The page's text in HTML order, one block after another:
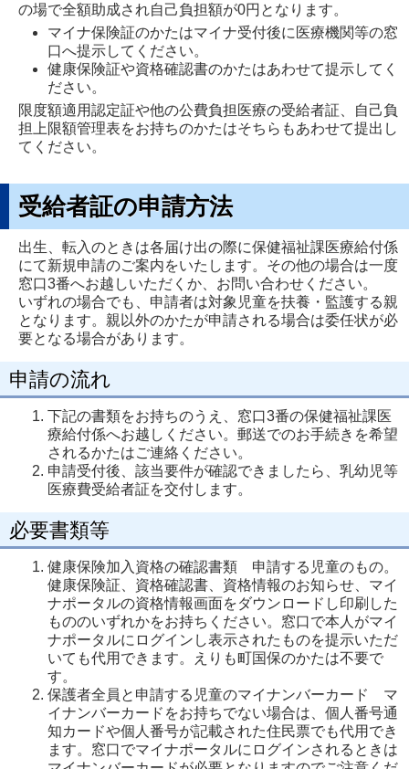
の場で全額助成され自己負担額が0円となります。
マイナ保険証のかたはマイナ受付後に医療機関等の窓
口へ提示してください。
健康保険証や資格確認書のかたはあわせて提示してく
ださい。
限度額適用認定証や他の公費負担医療の受給者証、自己負
担上限額管理表をお持ちのかたはそちらもあわせて提出し
てください。
受給者証の申請方法
出生、転入のときは各届け出の際に保健福祉課医療給付係
にて新規申請のご案内をいたします。その他の場合は一度
窓口3番へお越しいただくか、お問い合わせください。
いずれの場合でも、申請者は対象児童を扶養・監護する親
となります。親以外のかたが申請される場合は委任状が必
要となる場合があります。
申請の流れ
下記の書類をお持ちのうえ、窓口3番の保健福祉課医
療給付係へお越しください。郵送でのお手続きを希望
されるかたはご連絡ください。
申請受付後、該当要件が確認できましたら、乳幼児等
医療費受給者証を交付します。
必要書類等
健康保険加入資格の確認書類 申請する児童のもの。
健康保険証、資格確認書、資格情報のお知らせ、マイ
ナポータルの資格情報画面をダウンロードし印刷した
もののいずれかをお持ちください。窓口で本人がマイ
ナポータルにログインし表示されたものを提示いただ
いても代用できます。えりも町国保のかたは不要で
す。
保護者全員と申請する児童のマイナンバーカード マ
イナンバーカードをお持ちでない場合は、個人番号通
知カードや個人番号が記載された住民票でも代用でき
ます。窓口でマイナポータルにログインされるときは